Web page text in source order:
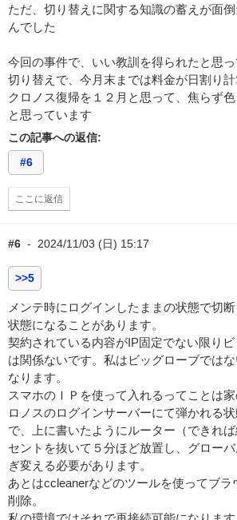
ただ、切り替えに関する知識の蓄えが面
んでした
今回の事件で、いい教訓を得られたと思
切り替えで、今月末までは料金が日割り
クロノス復帰を１２月と思って、焦らず
と思っています
この記事への返信:
#6
ここに返信
#6 - 2024/11/03 (日) 15:17
>>5
メンテ時にログインしたままの状態で切
状態になることがあります。
契約されている内容がIP固定でない限り
は関係ないです。私はビッグローブでは
なります。
スマホのＩＰを使って入れるってことは
ロノスのログインサーバーにて弾かれる
で、上に書いたようにルーター（できれ
セントを抜いて５分ほど放置し、グロー
ぎ変える必要があります。
あとはccleanerなどのツールを使ってブラ
削除。